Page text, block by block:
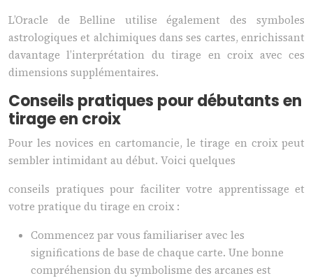
L’Oracle de Belline utilise également des symboles
astrologiques et alchimiques dans ses cartes, enrichissant
davantage l’interprétation du tirage en croix avec ces
dimensions supplémentaires.
Conseils pratiques pour débutants en
tirage en croix
Pour les novices en cartomancie, le tirage en croix peut
sembler intimidant au début. Voici quelques
conseils pratiques pour faciliter votre apprentissage et
votre pratique du tirage en croix :
Commencez par vous familiariser avec les
significations de base de chaque carte. Une bonne
compréhension du symbolisme des arcanes est